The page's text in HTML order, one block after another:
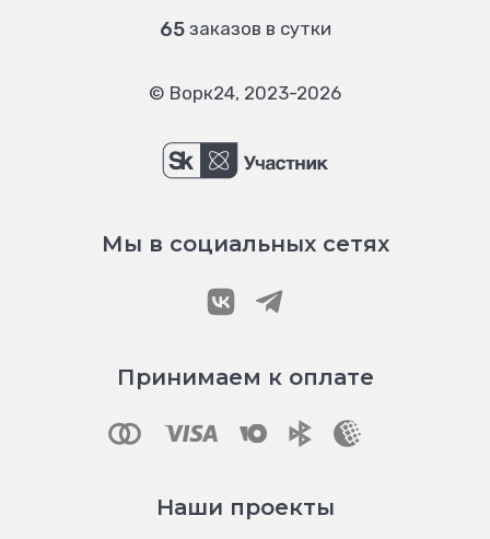
65 заказов в сутки
© Ворк24, 2023-2026
Мы в социальных сетях
Принимаем к оплате
Наши проекты